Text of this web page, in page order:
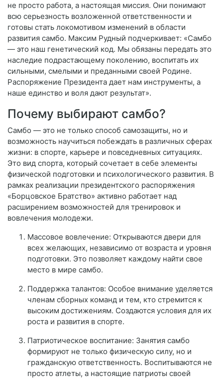
не просто работа, а настоящая миссия. Они понимают
всю серьезность возложенной ответственности и
готовы стать локомотивом изменений в области
развития самбо. Максим Рудный подчеркивает: «Самбо
— это наш генетический код. Мы обязаны передать это
наследие подрастающему поколению, воспитать их
сильными, смелыми и преданными своей Родине.
Распоряжение Президента дает нам инструменты, а
наше единство и воля дают результат».
Почему выбирают самбо?
Самбо — это не только способ самозащиты, но и
возможность научиться побеждать в различных сферах
жизни: в спорте, карьере и повседневных ситуациях.
Это вид спорта, который сочетает в себе элементы
физической подготовки и психологического развития. В
рамках реализации президентского распоряжения
«Борцовское Братство» активно работает над
расширением возможностей для тренировок и
вовлечения молодежи.
Массовое вовлечение: Открываются двери для
всех желающих, независимо от возраста и уровня
подготовки. Это позволяет каждому найти свое
место в мире самбо.
Поддержка талантов: Особое внимание уделяется
членам сборных команд и тем, кто стремится к
высоким достижениям. Создаются условия для их
роста и развития в спорте.
Патриотическое воспитание: Занятия самбо
формируют не только физическую силу, но и
гражданскую ответственность. Воспитываются не
просто атлеты, а настоящие патриоты своей